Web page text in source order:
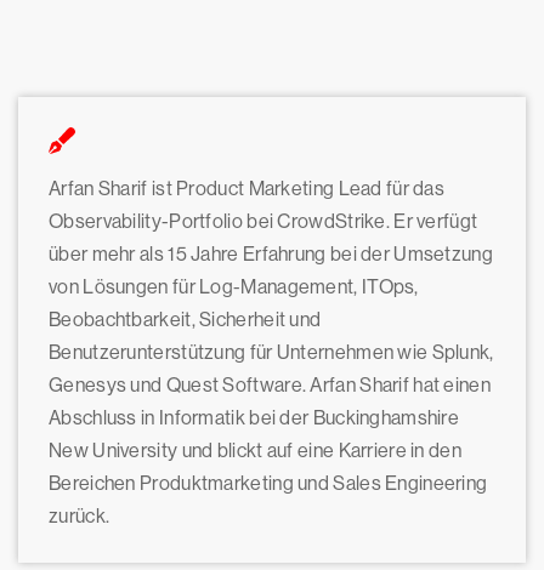
Arfan Sharif ist Product Marketing Lead für das
Observability-Portfolio bei CrowdStrike. Er verfügt
über mehr als 15 Jahre Erfahrung bei der Umsetzung
von Lösungen für Log-Management, ITOps,
Beobachtbarkeit, Sicherheit und
Benutzerunterstützung für Unternehmen wie Splunk,
Genesys und Quest Software. Arfan Sharif hat einen
Abschluss in Informatik bei der Buckinghamshire
New University und blickt auf eine Karriere in den
Bereichen Produktmarketing und Sales Engineering
zurück.